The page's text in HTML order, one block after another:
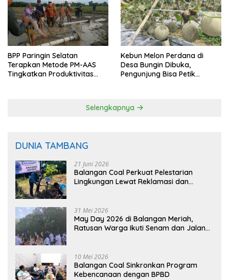
BPP Paringin Selatan
Terapkan Metode PM-AAS
Tingkatkan Produktivitas
Kebun Melon Perdana di
Desa Bungin Dibuka,
Pengunjung Bisa Petik
Selengkapnya
DUNIA TAMBANG
21 Juni 2026
Balangan Coal Perkuat Pelestarian
Lingkungan Lewat Reklamasi dan
31 Mei 2026
May Day 2026 di Balangan Meriah,
Ratusan Warga Ikuti Senam dan Jalan
10 Mei 2026
Balangan Coal Sinkronkan Program
Kebencanaan dengan BPBD